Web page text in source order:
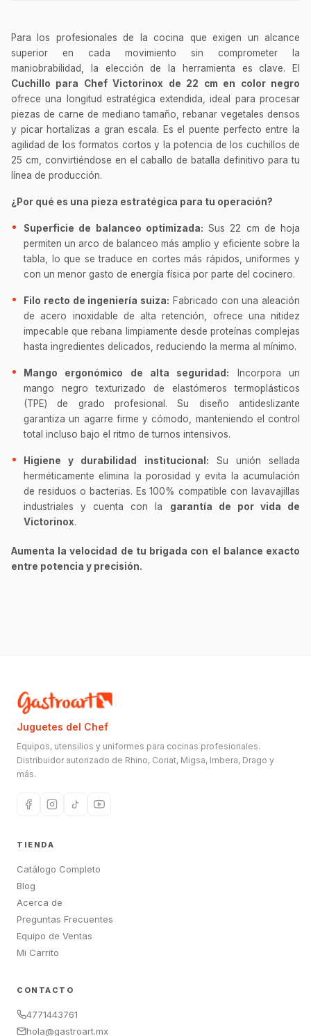
Para los profesionales de la cocina que exigen un alcance
superior en cada movimiento sin comprometer la
maniobrabilidad, la elección de la herramienta es clave. El
Cuchillo para Chef Victorinox de 22 cm en color negro
ofrece una longitud estratégica extendida, ideal para procesar
piezas de carne de mediano tamaño, rebanar vegetales densos
y picar hortalizas a gran escala. Es el puente perfecto entre la
agilidad de los formatos cortos y la potencia de los cuchillos de
25 cm, convirtiéndose en el caballo de batalla definitivo para tu
línea de producción.
¿Por qué es una pieza estratégica para tu operación?
Superficie de balanceo optimizada: Sus 22 cm de hoja
permiten un arco de balanceo más amplio y eficiente sobre la
tabla, lo que se traduce en cortes más rápidos, uniformes y
con un menor gasto de energía física por parte del cocinero.
Filo recto de ingeniería suiza: Fabricado con una aleación
de acero inoxidable de alta retención, ofrece una nitidez
impecable que rebana limpiamente desde proteínas complejas
hasta ingredientes delicados, reduciendo la merma al mínimo.
Mango ergonómico de alta seguridad: Incorpora un
mango negro texturizado de elastómeros termoplásticos
(TPE) de grado profesional. Su diseño antideslizante
garantiza un agarre firme y cómodo, manteniendo el control
total incluso bajo el ritmo de turnos intensivos.
Higiene y durabilidad institucional: Su unión sellada
herméticamente elimina la porosidad y evita la acumulación
de residuos o bacterias. Es 100% compatible con lavavajillas
industriales y cuenta con la garantía de por vida de
Victorinox.
Aumenta la velocidad de tu brigada con el balance exacto
entre potencia y precisión.
Juguetes del Chef
Equipos, utensilios y uniformes para cocinas profesionales.
Distribuidor autorizado de Rhino, Coriat, Migsa, Imbera, Drago y
más.
TIENDA
Catálogo Completo
Blog
Acerca de
Preguntas Frecuentes
Equipo de Ventas
Mi Carrito
CONTACTO
4771443761
hola@gastroart.mx